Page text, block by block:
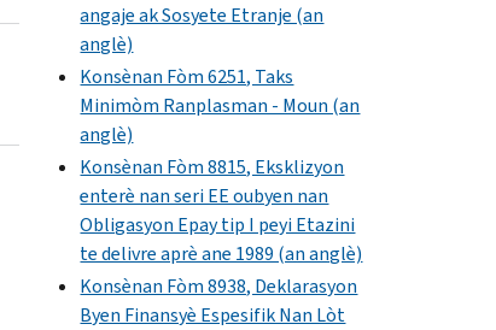
angaje ak Sosyete Etranje (an
anglè)
Konsènan Fòm 6251, Taks
Minimòm Ranplasman - Moun (an
anglè)
Konsènan Fòm 8815, Eksklizyon
enterè nan seri EE oubyen nan
Obligasyon Epay tip I peyi Etazini
te delivre aprè ane 1989 (an anglè)
Konsènan Fòm 8938, Deklarasyon
Byen Finansyè Espesifik Nan Lòt